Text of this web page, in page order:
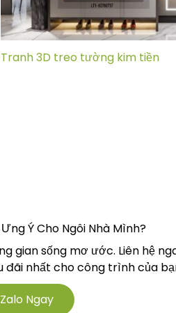
Tranh 3D treo tường kim tiền
Ý Cho Ngôi Nhà Mình?
gian sống mơ ước. Liên hệ
nhất cho công trình của
Ngay